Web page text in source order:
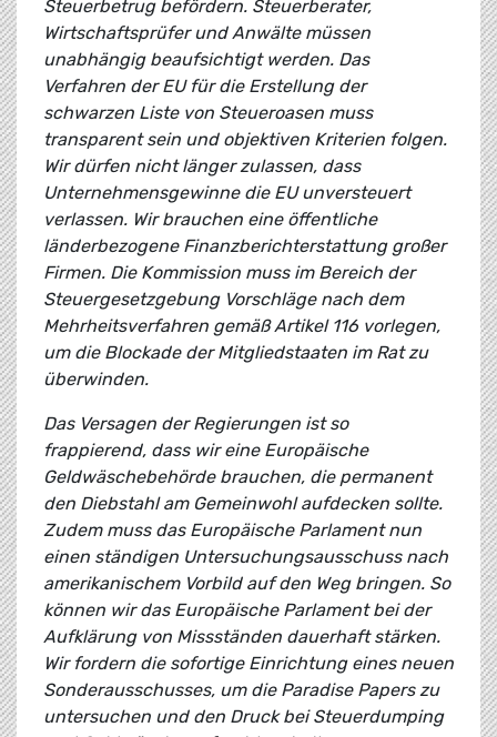
Steuerbetrug befördern. Steuerberater,
Wirtschaftsprüfer und Anwälte müssen
unabhängig beaufsichtigt werden. Das
Verfahren der EU für die Erstellung der
schwarzen Liste von Steueroasen muss
transparent sein und objektiven Kriterien folgen.
Wir dürfen nicht länger zulassen, dass
Unternehmensgewinne die EU unversteuert
verlassen. Wir brauchen eine öffentliche
länderbezogene Finanzberichterstattung großer
Firmen. Die Kommission muss im Bereich der
Steuergesetzgebung Vorschläge nach dem
Mehrheitsverfahren gemäß Artikel 116 vorlegen,
um die Blockade der Mitgliedstaaten im Rat zu
überwinden.
Das Versagen der Regierungen ist so
frappierend, dass wir eine Europäische
Geldwäschebehörde brauchen, die permanent
den Diebstahl am Gemeinwohl aufdecken sollte.
Zudem muss das Europäische Parlament nun
einen ständigen Untersuchungsausschuss nach
amerikanischem Vorbild auf den Weg bringen. So
können wir das Europäische Parlament bei der
Aufklärung von Missständen dauerhaft stärken.
Wir fordern die sofortige Einrichtung eines neuen
Sonderausschusses, um die Paradise Papers zu
untersuchen und den Druck bei Steuerdumping